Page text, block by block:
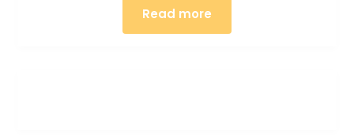
Read more